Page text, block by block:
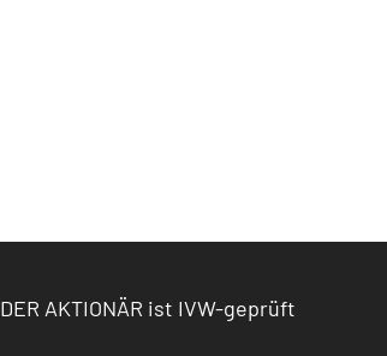
DER AKTIONÄR ist IVW-geprüft